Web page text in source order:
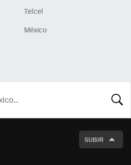
Telcel
México
SUBIR